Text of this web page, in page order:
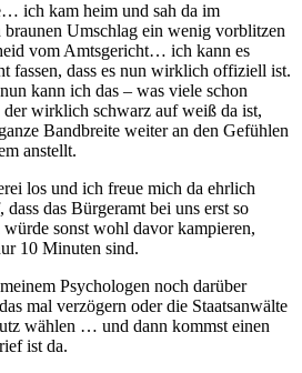
ich kam heim und sah da im
braunen Umschlag ein wenig vorblitzen
vom Amtsgericht… ich kann es
fassen, dass es nun wirklich offiziell ist.
kann ich das – was viele schon
der wirklich schwarz auf weiß da ist,
Bandbreite weiter an den Gefühlen
anstellt.
los und ich freue mich da ehrlich
das Bürgeramt bei uns erst so
sonst wohl davor kampieren,
10 Minuten sind.
Psychologen noch darüber
mal verzögern oder die Staatsanwälte
wählen … und dann kommst einen
ist da.